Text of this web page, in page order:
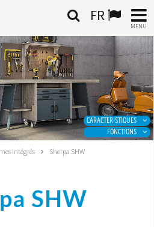
FR
MENU
CARACTERISTIQUES
FONCTIONS
Intégrés Sherpa SHW
SHW